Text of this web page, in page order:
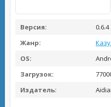
Версия:
0.6.4
Жанр:
OS:
Загрузок:
Издатель: